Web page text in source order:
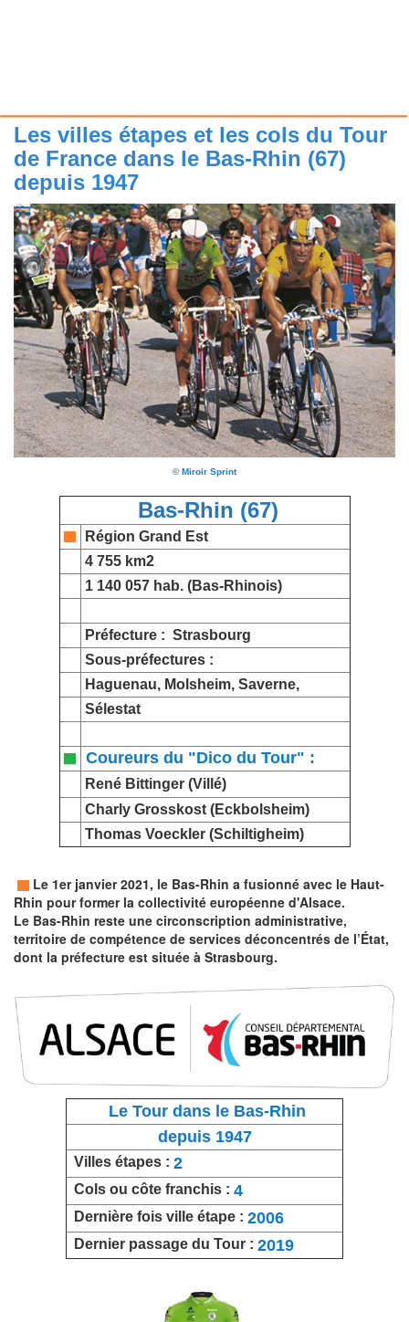
Les villes étapes et les cols du Tour
de France dans le Bas-Rhin (67)
depuis 1947
© Miroir Sprint
Bas-Rhin (67)
Région Grand Est
4 755 km2
1 140 057 hab. (Bas-Rhinois)
Préfecture : Strasbourg
Sous-préfectures :
Haguenau, Molsheim, Saverne,
Sélestat
Coureurs du "Dico du Tour" :
René Bittinger(Villé)
Charly Grosskost (Eckbolsheim)
Thomas Voeckler(Schiltigheim)
Le 1er janvier 2021, le Bas-Rhin a fusionné avec le Haut-
Rhin pourformer la collectivité européenne d'Alsace.
Le Bas-Rhin reste une circonscription administrative,
territoire de compétence de services déconcentrés de l’État,
dont la préfecture est située à Strasbourg.
Le Tour dans le Bas-Rhin
depuis 1947
Villes étapes : 2
Cols ou côte franchis : 4
Dernière fois ville étape : 2006
Dernier passage du Tour : 2019